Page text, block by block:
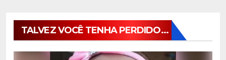
TALVEZ VOCÊ TENHA PERDIDO...